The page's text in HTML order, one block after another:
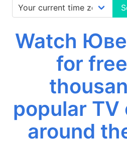
Watch
for
popular TV
around